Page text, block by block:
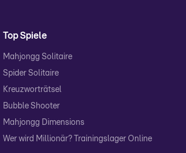
Top Spiele
Mahjongg Solitaire
Spider Solitaire
Kreuzworträtsel
Bubble Shooter
Mahjongg Dimensions
Wer wird Millionär? Trainingslager Online